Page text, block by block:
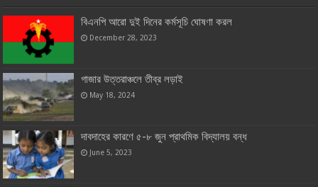
বিএনপি আরো দুই দিনের কর্মসূচি ঘোষণা করল
December 28, 2023
গাজার উত্তরাঞ্চলে তীব্র লড়াই
May 18, 2024
দাবদাহের কারণে ৫-৮ জুন প্রাথমিক বিদ্যালয় বন্ধ
June 5, 2023